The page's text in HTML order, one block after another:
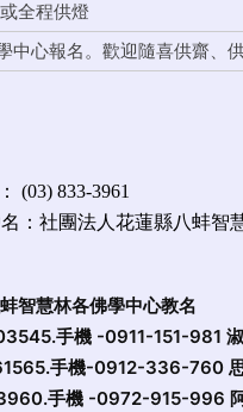
全程供燈
心報名。 歡迎隨喜供齋、
(03) 833-3961
：社團法人花蓮縣八蚌智
智慧林各佛學中心教名
手機 -0911-151-981
手機-0912-336-760
手機 -0972-915-996